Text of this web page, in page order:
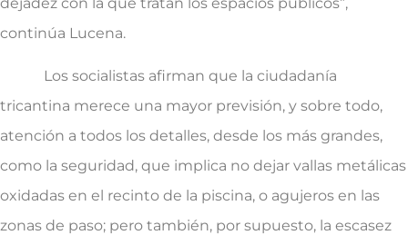
continúa Lucena.
Los socialistas afirman que la ciudadanía
tricantina merece una mayor previsión, y sobre todo,
atención a todos los detalles, desde los más grandes,
como la seguridad, que implica no dejar vallas metálicas
oxidadas en el recinto de la piscina, o agujeros en las
zonas de paso; pero también, por supuesto, la escasez